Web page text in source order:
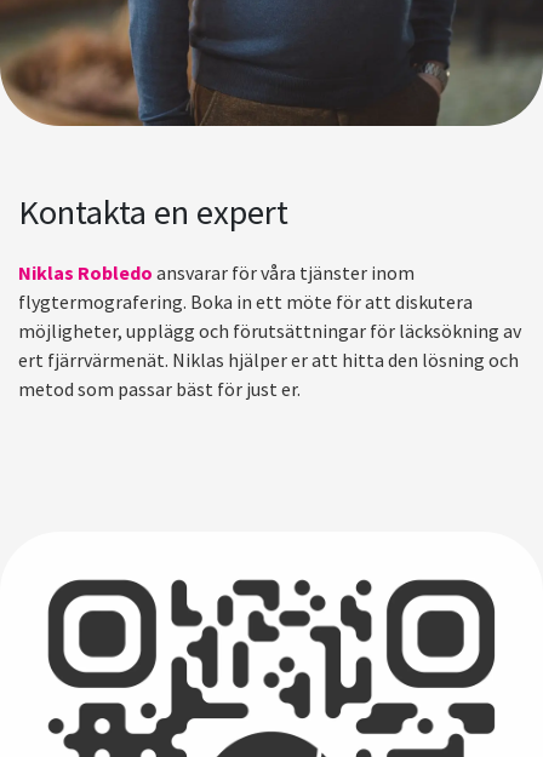
Kontakta en expert
Niklas Robledo ansvarar för våra tjänster inom
flygtermografering. Boka in ett möte för att diskutera
möjligheter, upplägg och förutsättningar för läcksökning av
ert fjärrvärmenät. Niklas hjälper er att hitta den lösning och
metod som passar bäst för just er.